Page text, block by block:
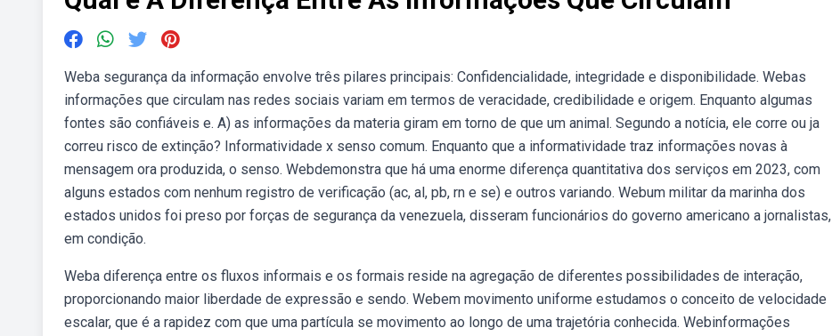
Weba segurança da informação envolve três pilares principais: Confidencialidade, integridade e disponibilidade. Webas
informações que circulam nas redes sociais variam em termos de veracidade, credibilidade e origem. Enquanto algumas
fontes são confiáveis e. A) as informações da materia giram em torno de que um animal. Segundo a notícia, ele corre ou ja
correu risco de extinção? Informatividade x senso comum. Enquanto que a informatividade traz informações novas à
mensagem ora produzida, o senso. Webdemonstra que há uma enorme diferença quantitativa dos serviços em 2023, com
alguns estados com nenhum registro de verificação (ac, al, pb, rn e se) e outros variando. Webum militar da marinha dos
estados unidos foi preso por forças de segurança da venezuela, disseram funcionários do governo americano a jornalistas,
em condição.
Weba diferença entre os fluxos informais e os formais reside na agregação de diferentes possibilidades de interação,
proporcionando maior liberdade de expressão e sendo. Webem movimento uniforme estudamos o conceito de velocidade
escalar, que é a rapidez com que uma partícula se movimento ao longo de uma trajetória conhecida. Webinformações